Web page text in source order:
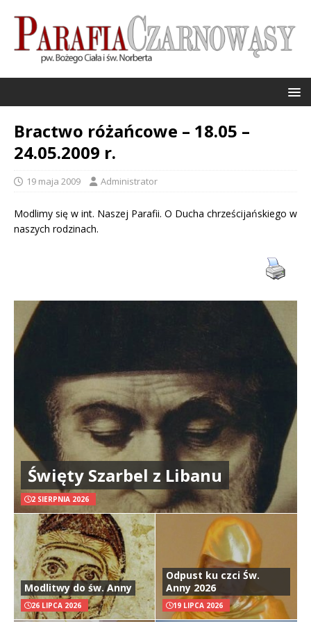
Bractwo różańcowe – 18.05 –
24.05.2009 r.
19 maja 2009 Administrator
Modlimy się w int. Naszej Parafii. O Ducha chrześcijańskiego w
naszych rodzinach.
Święty Szarbel z Libanu
2 SIERPNIA 2026
Modlitwy do św. Anny
26 LIPCA 2026
Odpust ku czci Św.
Anny 2026
19 LIPCA 2026